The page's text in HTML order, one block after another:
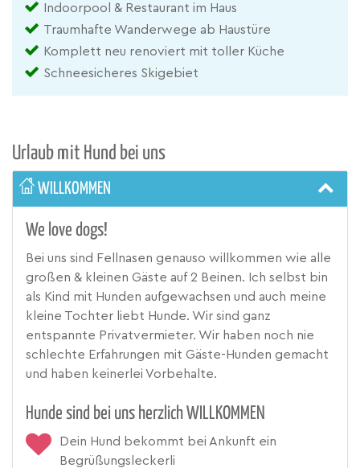
Indoorpool & Restaurant im Haus
Traumhafte Wanderwege ab Haustüre
Komplett neu renoviert mit toller Küche
Schneesicheres Skigebiet
Urlaub mit Hund bei uns
WILLKOMMEN
We love dogs!
Bei uns sind Fellnasen genauso willkommen wie alle
großen & kleinen Gäste auf 2 Beinen. Ich selbst bin
als Kind mit Hunden aufgewachsen und auch meine
kleine Tochter liebt Hunde. Wir sind ganz
entspannte Privatvermieter. Wir haben noch nie
schlechte Erfahrungen mit Gäste-Hunden gemacht
und haben keinerlei Vorbehalte.
Hunde sind bei uns herzlich WILLKOMMEN
Dein Hund bekommt bei Ankunft ein
Begrüßungsleckerli